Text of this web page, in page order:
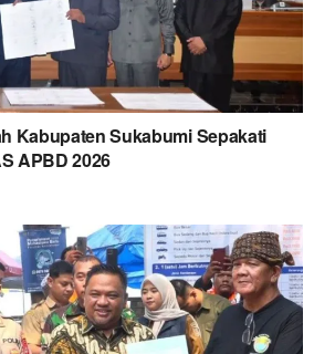
Kabupaten Sukabumi Sepakati
APBD 2026